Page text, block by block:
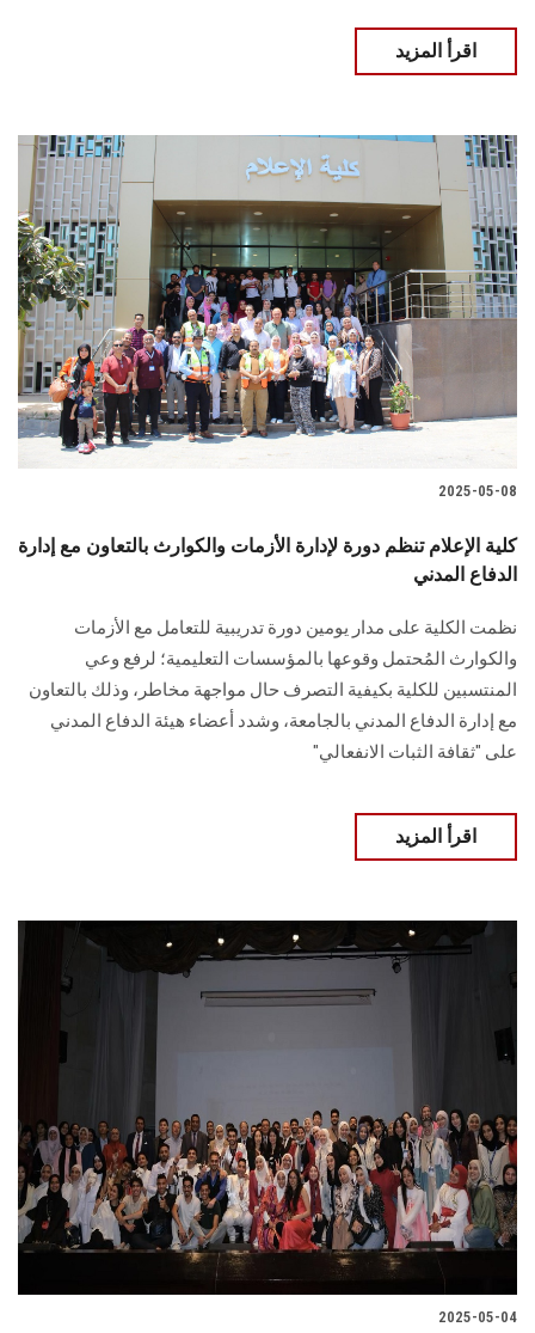
اقرأ المزيد
2025-05-08
كلية الإعلام تنظم دورة لإدارة الأزمات والكوارث بالتعاون مع إدارة
الدفاع المدني
نظمت الكلية على مدار يومين دورة تدريبية للتعامل مع الأزمات
والكوارث المُحتمل وقوعها بالمؤسسات التعليمية؛ لرفع وعي
المنتسبين للكلية بكيفية التصرف حال مواجهة مخاطر، وذلك بالتعاون
مع إدارة الدفاع المدني بالجامعة، وشدد أعضاء هيئة الدفاع المدني
على "ثقافة الثبات الانفعالي"
اقرأ المزيد
2025-05-04